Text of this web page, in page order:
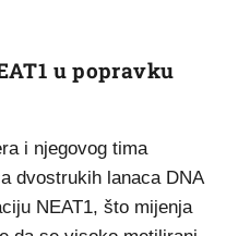
u popravku
i njegovog tima
dvostrukih lanaca DNA
NEAT1, što mijenja